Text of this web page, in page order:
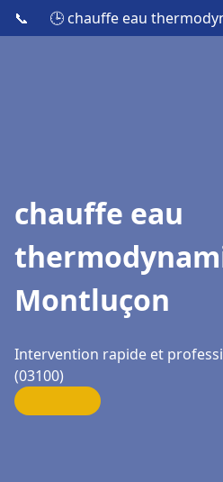
📞 🕒 chauffe eau
chauffe eau
Montluçon
Intervention rapide et
(03100)